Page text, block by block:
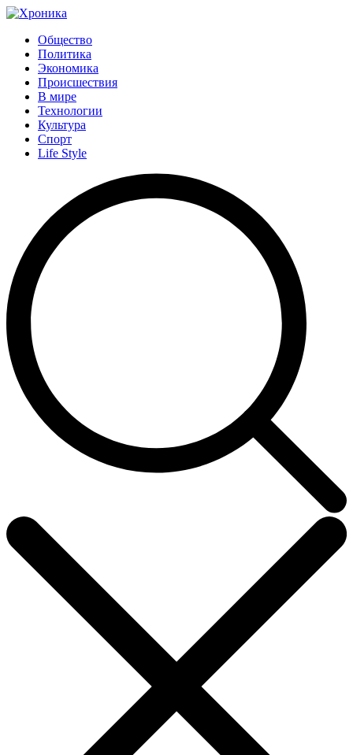
Общество
Политика
Экономика
Происшествия
В мире
Технологии
Культура
Спорт
Life Style